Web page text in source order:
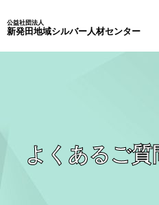
公益社団法人
新発田地域シルバー人材センター
よくあるご質